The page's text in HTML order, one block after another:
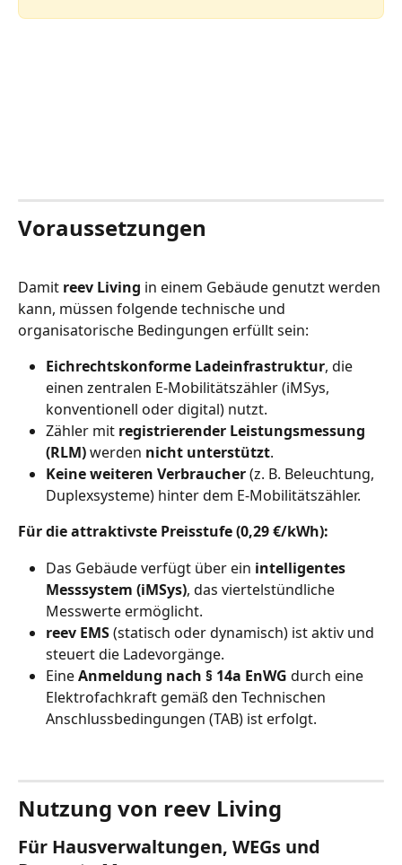
Voraussetzungen
Damit reev Living in einem Gebäude genutzt werden
kann, müssen folgende technische und
organisatorische Bedingungen erfüllt sein:
Eichrechtskonforme Ladeinfrastruktur, die
einen zentralen E-Mobilitätszähler (iMSys,
konventionell oder digital) nutzt.
Zähler mit registrierender Leistungsmessung
(RLM) werden nicht unterstützt.
Keine weiteren Verbraucher (z. B. Beleuchtung,
Duplexsysteme) hinter dem E-Mobilitätszähler.
Für die attraktivste Preisstufe (0,29 €/kWh):
Das Gebäude verfügt über ein intelligentes
Messsystem (iMSys), das viertelstündliche
Messwerte ermöglicht.
reev EMS (statisch oder dynamisch) ist aktiv und
steuert die Ladevorgänge.
Eine Anmeldung nach § 14a EnWG durch eine
Elektrofachkraft gemäß den Technischen
Anschlussbedingungen (TAB) ist erfolgt.
Nutzung von reev Living
Für Hausverwaltungen, WEGs und